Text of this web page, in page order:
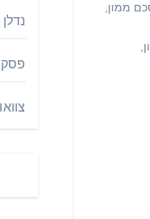
ממון
נדלן